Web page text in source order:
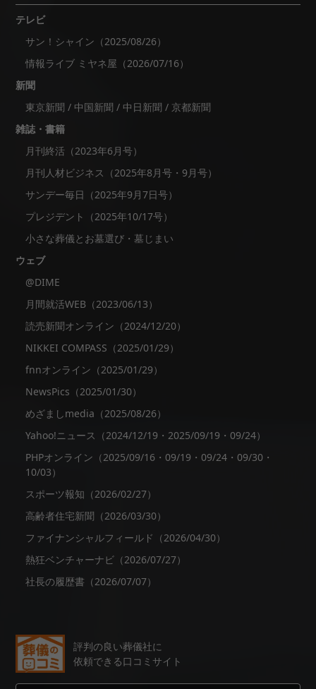
テレビ
サン！シャイン（2025/08/26）
情報ライブ ミヤネ屋（2026/07/16）
新聞
東京新聞 / 中国新聞 / 中日新聞 / 京都新聞
雑誌・書籍
月刊終活（2023年6月号）
月刊人材ビジネス（2025年8月号・9月号）
サンデー毎日（2025年9月7日号）
プレジデント（2025年10/17号）
小さな葬儀とお墓選び・墓じまい
ウェブ
@DIME
月間就活WEB（2023/06/13）
読売新聞オンライン（2024/12/20）
NIKKEI COMPASS（2025/01/29）
fnnオンライン（2025/01/29）
NewsPics（2025/01/30）
めざましmedia（2025/08/26）
Yahoo!ニュース（2024/12/19・2025/09/19・09/24）
PHPオンライン（2025/09/16・09/19・09/24・09/30・
10/03）
スポーツ報知（2026/02/27）
高齢者住宅新聞（2026/03/30）
ファイナンシャルフィールド（2026/04/30）
熱狂ベンチャーナビ（2026/07/27）
社長の履歴書（2026/07/07）
評判の良い葬儀社に
依頼できる口コミサイト